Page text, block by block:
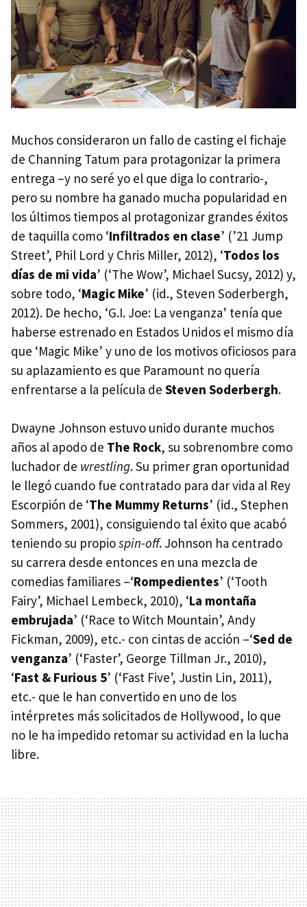
Muchos consideraron un fallo de casting el fichaje
de Channing Tatum para protagonizar la primera
entrega –y no seré yo el que diga lo contrario-,
pero su nombre ha ganado mucha popularidad en
los últimos tiempos al protagonizar grandes éxitos
de taquilla como ‘Infiltrados en clase’ (’21 Jump
Street’, Phil Lord y Chris Miller, 2012), ‘Todos los
días de mi vida’ (‘The Wow’, Michael Sucsy, 2012) y,
sobre todo, ‘Magic Mike’ (id., Steven Soderbergh,
2012). De hecho, ‘G.I. Joe: La venganza’ tenía que
haberse estrenado en Estados Unidos el mismo día
que ‘Magic Mike’ y uno de los motivos oficiosos para
su aplazamiento es que Paramount no quería
enfrentarse a la película de Steven Soderbergh.
Dwayne Johnson estuvo unido durante muchos
años al apodo de The Rock, su sobrenombre como
luchador de wrestling. Su primer gran oportunidad
le llegó cuando fue contratado para dar vida al Rey
Escorpión de ‘The Mummy Returns’ (id., Stephen
Sommers, 2001), consiguiendo tal éxito que acabó
teniendo su propiospin-off. Johnson ha centrado
su carrera desde entonces en una mezcla de
comedias familiares –‘Rompedientes’ (‘Tooth
Fairy’, Michael Lembeck, 2010), ‘La montaña
embrujada’ (‘Race to Witch Mountain’, Andy
Fickman, 2009), etc.- con cintas de acción –‘Sed de
venganza’ (‘Faster’, George Tillman Jr., 2010),
‘Fast & Furious 5’ (‘Fast Five’, Justin Lin, 2011),
etc.- que le han convertido en uno de los
intérpretes más solicitados de Hollywood, lo que
no le ha impedido retomar su actividad en la lucha
libre.